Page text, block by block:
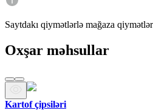
Saytdakı qiymətlərlə mağaza
Oxşar məhsullar
Kartof çipsiləri